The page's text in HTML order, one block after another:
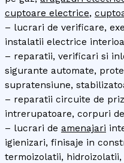
cuptoare electrice,
– lucrari de verificare,
instalatii electrice
– reparatii, verificari si
sigurante automate,
supratensiune,
– reparatii circuite de
intrerupatoare, corpuri
– lucrari de amenajari
igienizari, finisaje in
termoizolatii,